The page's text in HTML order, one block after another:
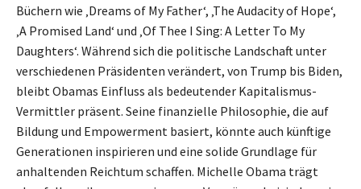
Büchern wie ‚Dreams of My Father‘, ‚The Audacity of Hope‘,
‚A Promised Land‘ und ‚Of Thee I Sing: A Letter To My
Daughters‘. Während sich die politische Landschaft unter
verschiedenen Präsidenten verändert, von Trump bis Biden,
bleibt Obamas Einfluss als bedeutender Kapitalismus-
Vermittler präsent. Seine finanzielle Philosophie, die auf
Bildung und Empowerment basiert, könnte auch künftige
Generationen inspirieren und eine solide Grundlage für
anhaltenden Reichtum schaffen. Michelle Obama trägt